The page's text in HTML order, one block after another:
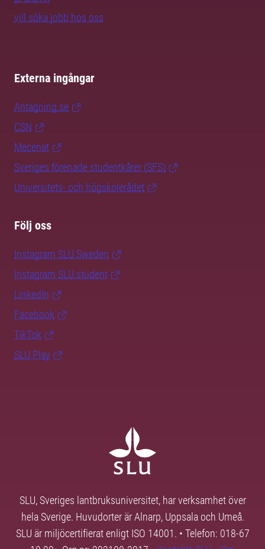
vill söka jobb hos oss
Externa ingångar
Antagning.se
CSN
Mecenat
Sveriges förenade studentkårer (SFS)
Universitets- och högskolerådet
Följ oss
Instagram SLU.Sweden
Instagram SLU.student
LinkedIn
Facebook
TikTok
SLU Play
SLU, Sveriges lantbruksuniversitet, har verksamhet över
hela Sverige. Huvudorter är Alnarp, Uppsala och Umeå.
SLU är miljöcertifierat enligt ISO 14001. • Telefon: 018-67